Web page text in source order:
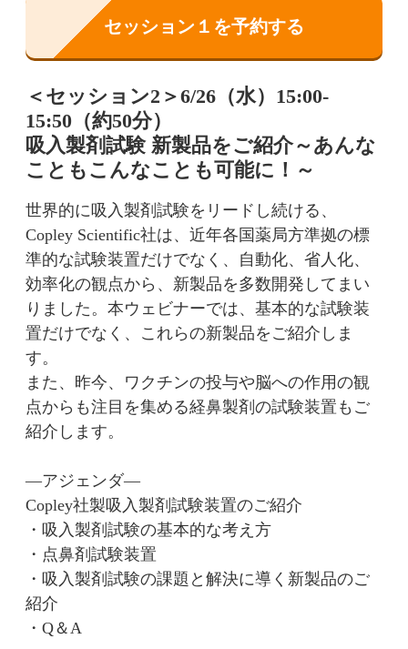
セッション１を予約する
＜セッション2＞6/26（水）15:00-
15:50（約50分）
吸入製剤試験 新製品をご紹介～あんな
こともこんなことも可能に！～
世界的に吸入製剤試験をリードし続ける、
Copley Scientific社は、近年各国薬局方準拠の標
準的な試験装置だけでなく、自動化、省人化、
効率化の観点から、新製品を多数開発してまい
りました。本ウェビナーでは、基本的な試験装
置だけでなく、これらの新製品をご紹介しま
す。
また、昨今、ワクチンの投与や脳への作用の観
点からも注目を集める経鼻製剤の試験装置もご
紹介します。
—アジェンダ—
Copley社製吸入製剤試験装置のご紹介
・吸入製剤試験の基本的な考え方
・点鼻剤試験装置
・吸入製剤試験の課題と解決に導く新製品のご
紹介
・Q＆A